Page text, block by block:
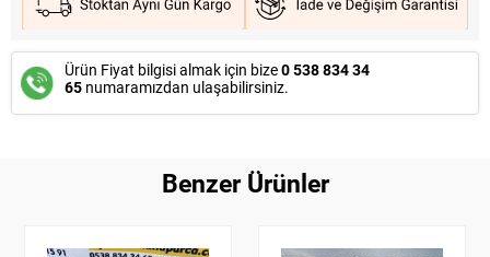
Ürün Fiyat bilgisi almak için bize0 538 834 34
65 numaramızdan ulaşabilirsiniz.
Benzer Ürünler